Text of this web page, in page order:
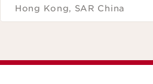
Hong Kong, SAR China